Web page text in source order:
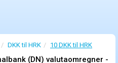
DKK til HRK 10 DKK til HRK
(DN) valutaomregner -